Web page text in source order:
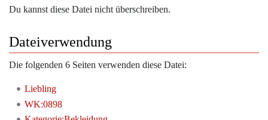
Du kannst diese Datei nicht überschreiben.
Dateiverwendung
Die folgenden 6 Seiten verwenden diese Datei:
Liebling
WK:0898